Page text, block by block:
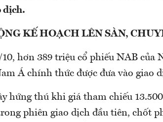
dịch.
KẾ HOẠCH LÊN SÀN,
10, hơn 389 triệu cổ phiếu NAB của
Á chính thức được đưa vào giao
hứng thú khi giá tham chiếu
phiên giao dịch đầu tiên, chốt